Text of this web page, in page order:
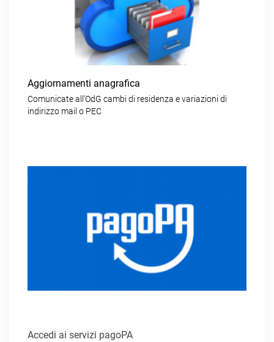
Aggiornamenti anagrafica
Comunicate all’OdG cambi di residenza e variazioni di
indirizzo mail o PEC
Accedi ai servizi pagoPA